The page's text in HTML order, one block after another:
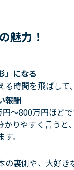
魅力！
」になる
る時間を飛ばし
報酬
〜800万円ほど
かりやすく言う
。
の裏側や、大好